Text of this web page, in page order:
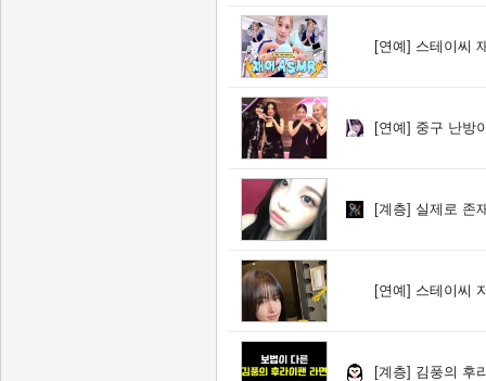
[연예] 스테이씨
[연예] 중구 난방
[계층] 실제로 존
[연예] 스테이씨
[계층] 김풍의 후